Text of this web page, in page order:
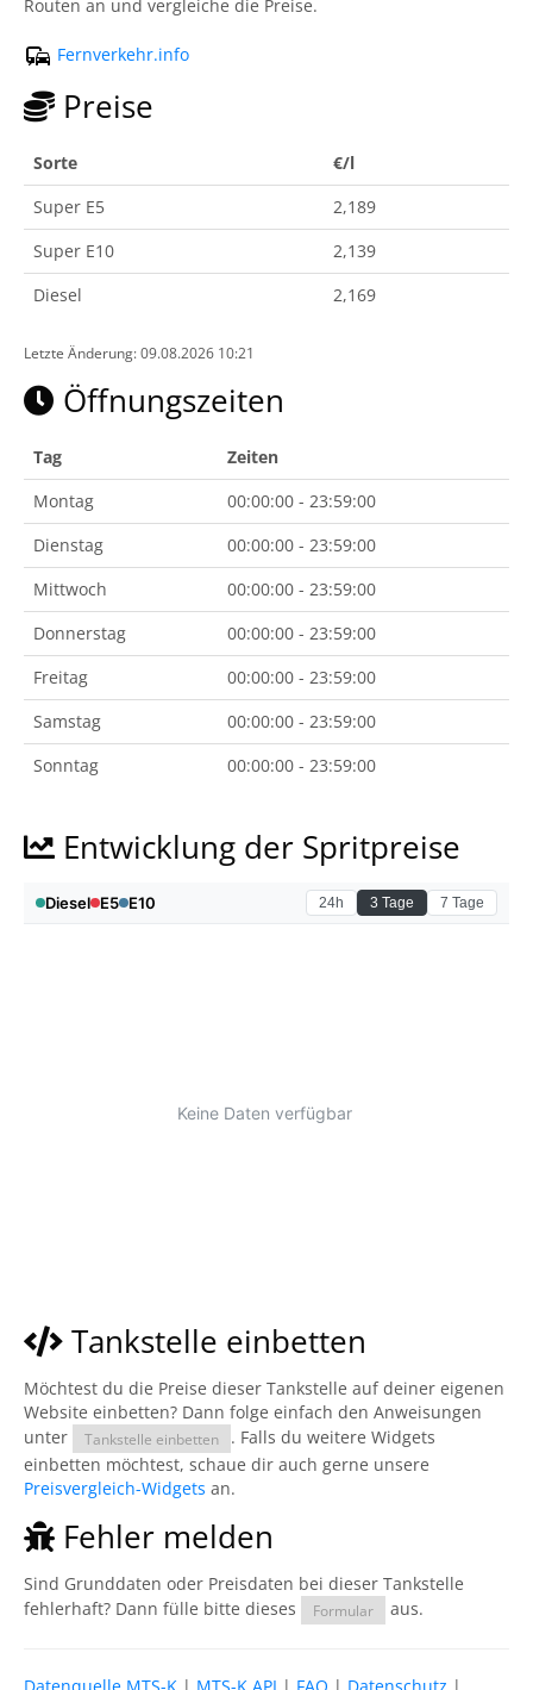
Routen an und vergleiche die Preise.
Fernverkehr.info
Preise
Sorte
€/l
Super E5
2,189
Super E10
2,139
Diesel
2,169
Letzte Änderung: 09.08.2026 10:21
Öffnungszeiten
Tag
Zeiten
Montag
00:00:00 - 23:59:00
Dienstag
00:00:00 - 23:59:00
Mittwoch
00:00:00 - 23:59:00
Donnerstag
00:00:00 - 23:59:00
Freitag
00:00:00 - 23:59:00
Samstag
00:00:00 - 23:59:00
Sonntag
00:00:00 - 23:59:00
Entwicklung der Spritpreise
Tankstelle einbetten
Möchtest du die Preise dieser Tankstelle auf deiner eigenen
Website einbetten? Dann folge einfach den Anweisungen
unter
Tankstelle einbetten
. Falls du weitere Widgets
einbetten möchtest, schaue dir auch gerne unsere
Preisvergleich-Widgets an.
Fehler melden
Sind Grunddaten oder Preisdaten bei dieser Tankstelle
fehlerhaft? Dann fülle bitte dieses
Formular aus.